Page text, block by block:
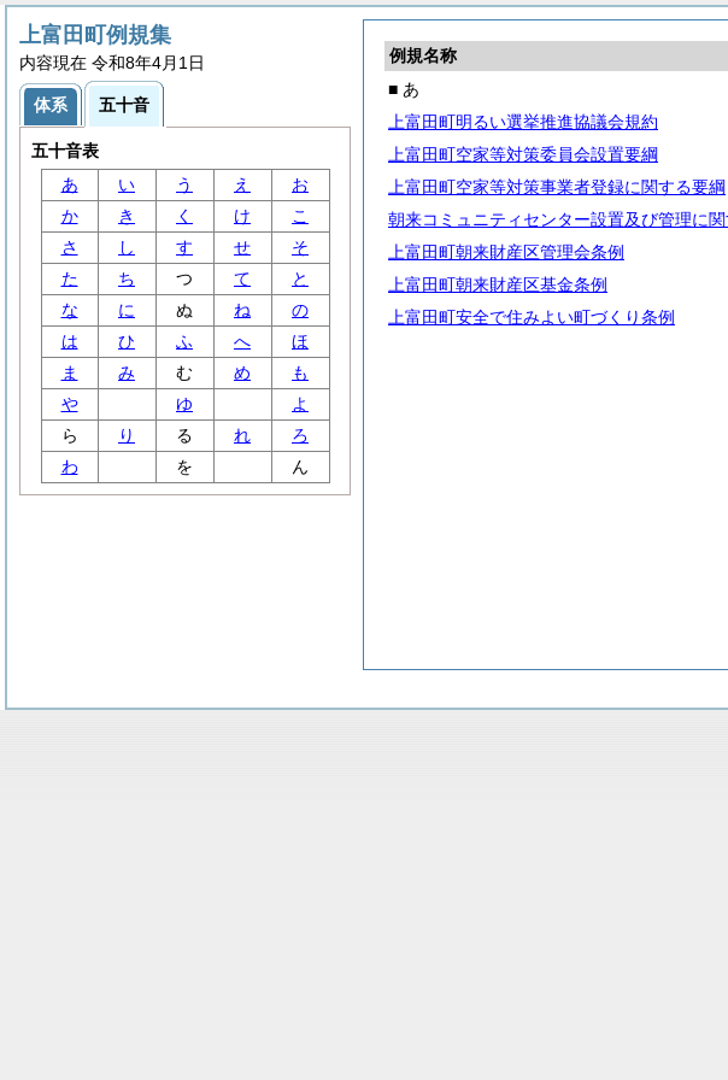
例規名称
■ あ
上富田町明るい選挙推進協議会規約
上富田町空家等対策委員会設置要綱
上富田町空家等対策事業者登録に関する要綱
朝来コミュニティセンター設置及び管理に関
上富田町朝来財産区管理会条例
上富田町朝来財産区基金条例
上富田町安全で住みよい町づくり条例
上富田町例規集
内容現在 令和8年4月1日
体系 五十音
五十音表
あ
い う え
お
か
き く け
こ
さ
し す せ
そ
た
ち つ て
と
な
に ぬ ね
の
は
ひ ふ へ
ほ
ま
み む め
も
や
ゆ
よ
ら
り る れ
ろ
わ
を ん